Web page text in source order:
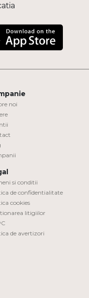
noi
si conditii
de confidentialitate
cookies
litigiilor
de avertizori